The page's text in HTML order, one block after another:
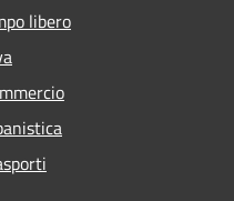
libero